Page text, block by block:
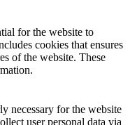
for the website to
cookies that ensures
of the website. These
necessary for the website
user personal data via